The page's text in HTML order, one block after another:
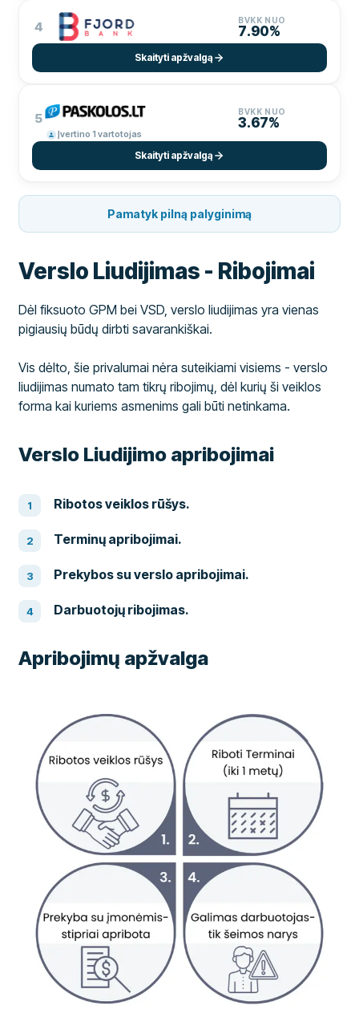
4 BVKK NUO
7.90%
Skaityti apžvalgą
5
Įvertino 1 vartotojas
BVKK NUO
3.67%
Skaityti apžvalgą
Pamatyk pilną palyginimą
Verslo Liudijimas - Ribojimai
Dėl fiksuoto GPM bei VSD, verslo liudijimas yra vienas
pigiausių būdų dirbti savarankiškai.
Vis dėlto, šie privalumai nėra suteikiami visiems - verslo
liudijimas numato tam tikrų ribojimų, dėl kurių ši veiklos
forma kai kuriems asmenims gali būti netinkama.
Verslo Liudijimo apribojimai
Ribotos veiklos rūšys.
Terminų apribojimai.
Prekybos su verslo apribojimai.
Darbuotojų ribojimas.
Apribojimų apžvalga